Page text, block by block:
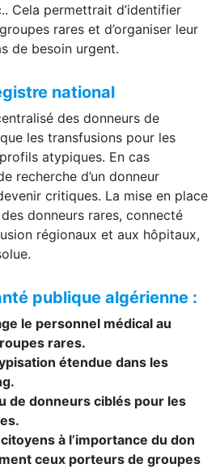
Cela permettrait d’identifier
rares et d’organiser leur
de besoin urgent.
national
des donneurs de
les transfusions pour les
atypiques. En cas
recherche d’un donneur
critiques. La mise en place
donneurs rares, connecté
régionaux et aux hôpitaux,
publique algérienne :
le personnel médical au
rares.
étendue dans les
de donneurs ciblés pour les
à l’importance du don
ceux porteurs de groupes